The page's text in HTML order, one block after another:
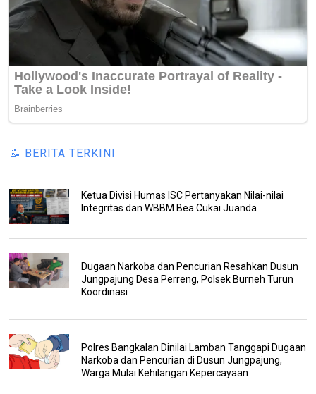
📝 BERITA TERKINI
Ketua Divisi Humas ISC Pertanyakan Nilai-nilai
Integritas dan WBBM Bea Cukai Juanda
Dugaan Narkoba dan Pencurian Resahkan Dusun
Jungpajung Desa Perreng, Polsek Burneh Turun
Koordinasi
Polres Bangkalan Dinilai Lamban Tanggapi Dugaan
Narkoba dan Pencurian di Dusun Jungpajung,
Warga Mulai Kehilangan Kepercayaan